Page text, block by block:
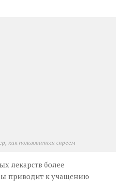
как пользоваться спреем
лекарств более
приводит к учащению